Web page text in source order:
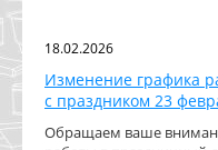
18.02.2026
Изменение графика
с праздником 23
Обращаем ваше